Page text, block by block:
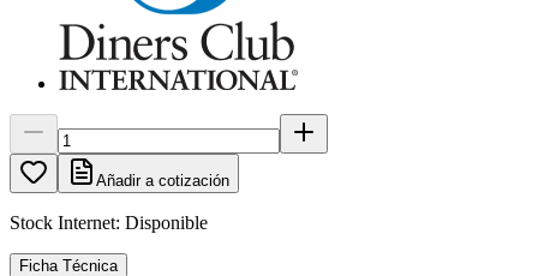
Añadir a cotización
Stock Internet: Disponible
Ficha Técnica